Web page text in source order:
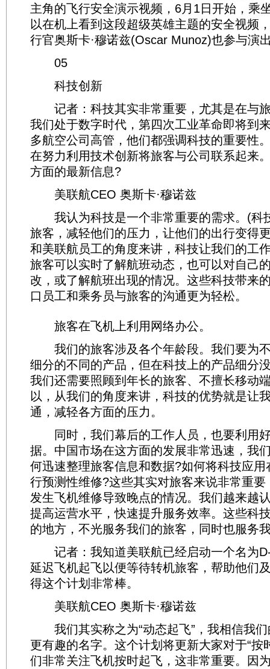
主角的飞行安全演示视频，6月1日开始，乘
以在机上看到这段超级英雄主题的安全视频
行官奥斯卡·穆诺兹(Oscar Munoz)也参与演
05
科技创新
记者：科技其实非常重要，尤其是在与
我们处于数字时代，第四次工业革命即将到
多航空公司高管，他们都强调科技的重要性
在努力利用技术创新将旅客与公司联系起来
方面的最新信息?
美联航CEO 奥斯卡·穆诺兹
我认为科技是一个非常重要的需求。(科
旅客，减轻他们的压力，让他们的出行变得
和美联航员工的角度来讲，科技让我们的
旅客可以实时了解航班动态，也可以对自己
改，或了解航班出现的情况。这些科技带来
口员工和乘务员与旅客的沟通更为轻松。
旅客在飞机上利用网络办公。
我们的旅客涉及各个年龄段。我们要为
细分的不同的产品，但在科技上的产品细分
我们还需要照顾到年长的旅客、不擅长移动
以，从我们的角度来讲，科技的优势就是让
通，减轻各方面的压力。
同时，我们幕后的工作人员，也要利用
据。中国市场在这方面的发展非常迅速，我
何迅速整理旅客信息和数据?如何将科技应
行预测性维修?这些其实对旅客来说非常重
发生飞机维修导致晚点的情况。我们越来越
提高运营水平，快速提升服务效率。这些科
的地方，不光服务我们的旅客，同时也服务
记者：我知道美联航已经启动一个名为
延迟飞机起飞以便等待转机旅客，帮助他们
得这个计划非常棒。
美联航CEO 奥斯卡·穆诺兹
我们其实称之为“动态起飞”，我相信我们
更有趣的名字。这个计划将更新大家对于“按
们非常关注飞机按时起飞，这非常重要。因